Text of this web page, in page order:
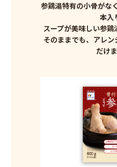
参鶏湯特有の小骨がな
本入
スープが美味しい参
そのままでも、アレ
だけ